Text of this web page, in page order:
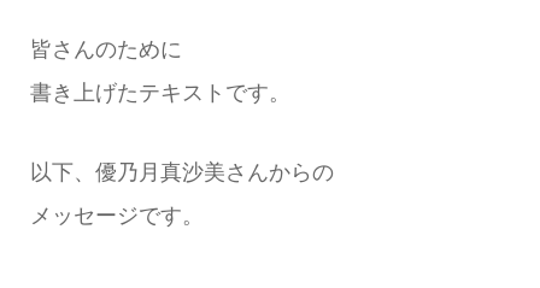
皆さんのために
書き上げたテキストです。
以下、優乃月真沙美さんからの
メッセージです。